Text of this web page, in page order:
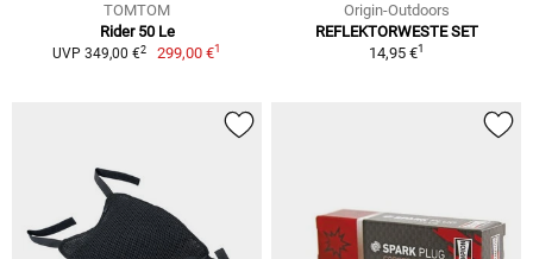
TOMTOM
Rider 50 Le
UVP 349,00 €2 299,00 €1
Origin-Outdoors
REFLEKTORWESTE SET
14,95 €1